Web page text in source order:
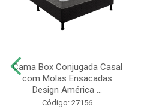
Cama Box Conjugada Casal
com Molas Ensacadas
Design América ...
Código: 27156